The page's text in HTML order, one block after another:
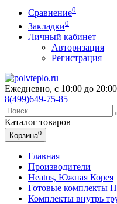
Сравнение0
Закладки0
Личный кабинет
Авторизация
Регистрация
Ежедневно, с 10:00 до 20:00
8(499)649-75-85
Каталог товаров
Корзина0
Главная
Производители
Heatus, Южная Корея
Готовые комплекты
Комплекты внутрь